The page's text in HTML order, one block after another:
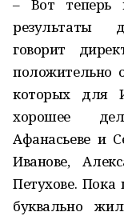
– Вот теперь
результаты
говорит
положительно
которых для
хорошее
Афанасьеве и
Иванове,
Петухове. Пока
буквально